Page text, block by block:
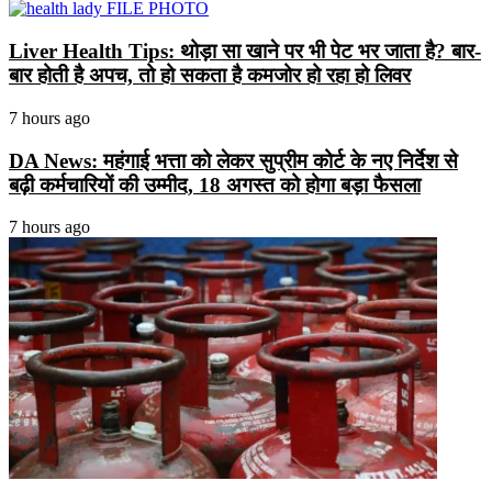
Liver Health Tips: थोड़ा सा खाने पर भी पेट भर जाता है? बार-
बार होती है अपच, तो हो सकता है कमजोर हो रहा हो लिवर
7 hours ago
DA News: महंगाई भत्ता को लेकर सुप्रीम कोर्ट के नए निर्देश से
बढ़ी कर्मचारियों की उम्मीद, 18 अगस्त को होगा बड़ा फैसला
7 hours ago